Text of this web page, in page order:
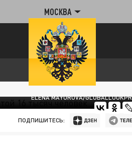
МОСКВА
ELENA MAYOROVA/
ПОДПИШИТЕСЬ: